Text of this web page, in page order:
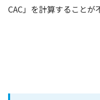
CAC」を計算することが